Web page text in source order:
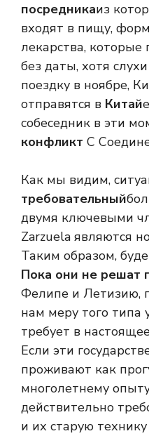
посредникаиз
входят в пищу,
лекарства,
без даты, хотя
поездку в ноябре,
отправятся в Китай
собеседник в эти
конфликт С
Как мы видим,
требовательный
двумя ключевыми
Zarzuela являются
Таким образом,
Пока они не решат
Фелипе и Летизию,
нам меру того типа
требует в
Если эти
проживают как
многолетнему
действительно
и их старую